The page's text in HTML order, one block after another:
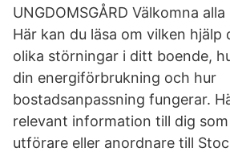
UNGDOMSGÅRD Välkomna
Här kan du läsa om vilken hjälp
olika störningar i ditt boende,
din energiförbrukning och hur
bostadsanpassning fungerar.
relevant information till dig
utförare eller anordnare till